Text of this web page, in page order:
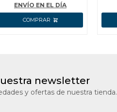
WRAP5010
ENVÍO EN EL DÍA
newsletter
y ofertas de nuestra tienda.